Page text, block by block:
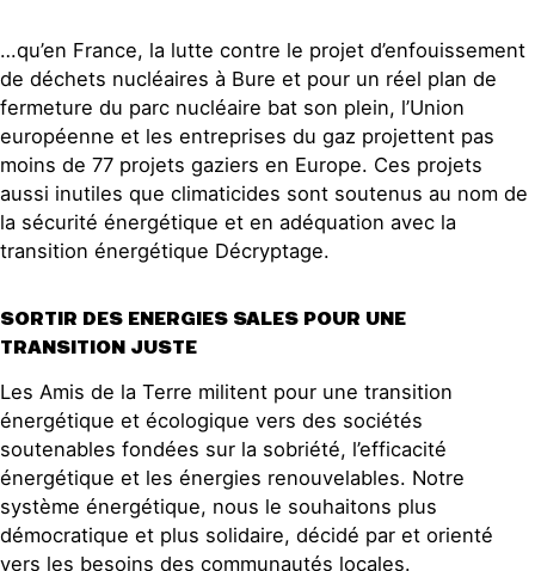
…qu’en France, la lutte contre le projet d’enfouissement
de déchets nucléaires à Bure et pour un réel plan de
fermeture du parc nucléaire bat son plein, l’Union
européenne et les entreprises du gaz projettent pas
moins de 77 projets gaziers en Europe. Ces projets
aussi inutiles que climaticides sont soutenus au nom de
la sécurité énergétique et en adéquation avec la
transition énergétique Décryptage.
SORTIR DES ENERGIES SALES POUR UNE
TRANSITION JUSTE
Les Amis de la Terre militent pour une transition
énergétique et écologique vers des sociétés
soutenables fondées sur la sobriété, l’efficacité
énergétique et les énergies renouvelables. Notre
système énergétique, nous le souhaitons plus
démocratique et plus solidaire, décidé par et orienté
vers les besoins des communautés locales.